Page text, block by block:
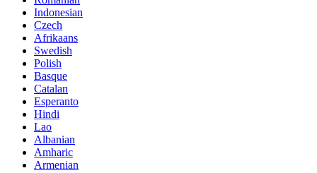
Indonesian
Czech
Afrikaans
Swedish
Polish
Basque
Catalan
Esperanto
Hindi
Lao
Albanian
Amharic
Armenian